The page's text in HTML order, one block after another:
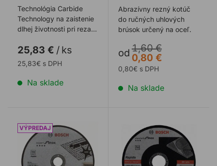
Technológia Carbide
Technology na zaistenie
dlhej životnosti pri rezaní
materiálov. Technoló ...
25,83 € / ks
25,83€ s DPH
Na sklade
Abrazívny rezný kotúč
do ručných uhlových
brúsok určený na oceľ.
od 1,60 €
0,80 €
0,80€ s DPH
Na sklade
Rezný kotúč BOSCH EXPERT INOX na nerez
Rezný kotúč BOSCH